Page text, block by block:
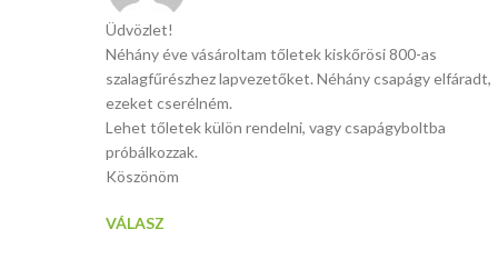
Üdvözlet!
Néhány éve vásároltam tőletek kiskőrösi 800-as
szalagfűrészhez lapvezetőket. Néhány csapágy elfáradt,
ezeket cserélném.
Lehet tőletek külön rendelni, vagy csapágyboltba
próbálkozzak.
Köszönöm
VÁLASZ